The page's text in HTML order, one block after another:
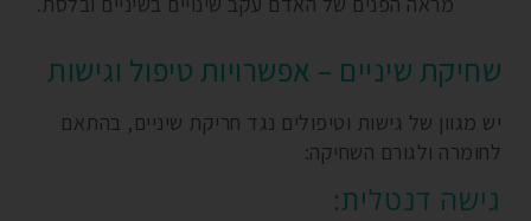
שחיקת שיניים – אפשרויות טיפול וגישות
יש מגוון של גישות וטיפולים נגד חריקת שיניים, בהתאם
לחומרה ולגורם השחיקה:
גישה דנטלית: